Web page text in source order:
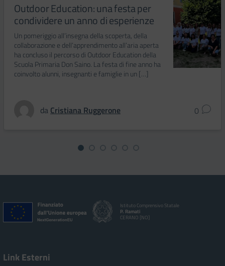
Outdoor Education: una festa per
condividere un anno di esperienze
Un pomeriggio all’insegna della scoperta, della
collaborazione e dell’apprendimento all’aria aperta
ha concluso il percorso di Outdoor Education della
Scuola Primaria Don Saino. La festa di fine anno ha
coinvolto alunni, insegnanti e famiglie in un […]
da Cristiana Ruggerone 0
Istituto Comprensivo Statale
P. Ramati
CERANO [NO]
Link Esterni